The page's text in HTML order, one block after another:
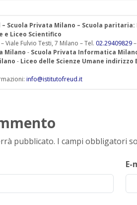
Scuola Privata Milano – Scuola
e Liceo Scientifico
Viale Fulvio Testi, 7 Milano – Tel. 02.29409829–
Milano - Scuola Privata Informatica
- Liceo delle Scienze Umane indirizzo
info@istitutofreud.it
pubblicato. I campi obbligatori
E-